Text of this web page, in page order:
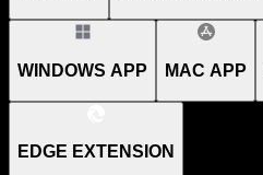
WINDOWS APP MAC APP
EDGE EXTENSION